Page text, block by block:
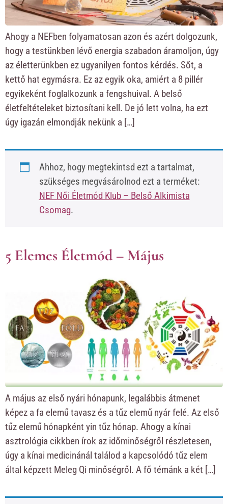
Ahogy a NEFben folyamatosan azon és azért dolgozunk,
hogy a testünkben lévő energia szabadon áramoljon, úgy
az életterünkben ez ugyanilyen fontos kérdés. Sőt, a
kettő hat egymásra. Ez az egyik oka, amiért a 8 pillér
egyikeként foglalkozunk a fengshuival. A belső
életfeltételeket biztosítani kell. De jó lett volna, ha ezt
úgy igazán elmondják nekünk a […]
Ahhoz, hogy megtekintsd ezt a tartalmat,
szükséges megvásárolnod ezt a terméket:
NEF Női Életmód Klub – Belső Alkimista
Csomag.
5 Elemes Életmód – Május
A május az első nyári hónapunk, legalábbis átmenet
képez a fa elemű tavasz és a tűz elemű nyár felé. Az első
tűz elemű hónapként yin tűz hónap. Ahogy a kínai
asztrológia cikkben írok az időminőségről részletesen,
úgy a kínai medicinánál találod a kapcsolódó tűz elem
által képzett Meleg Qi minőségről. A fő témánk a két […]